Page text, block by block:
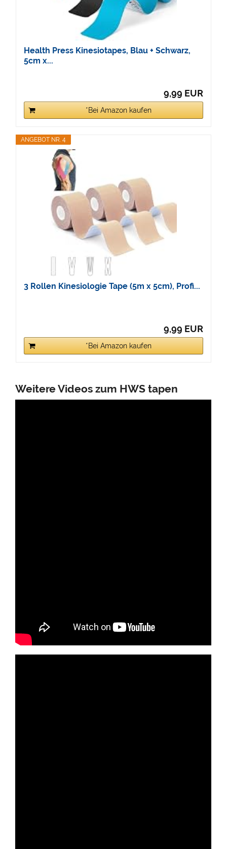
Health Press Kinesiotapes, Blau + Schwarz,
5cm x...
9,99 EUR
*Bei Amazon kaufen
ANGEBOT NR. 4
3 Rollen Kinesiologie Tape (5m x 5cm), Profi...
9,99 EUR
*Bei Amazon kaufen
Weitere Videos zum HWS tapen